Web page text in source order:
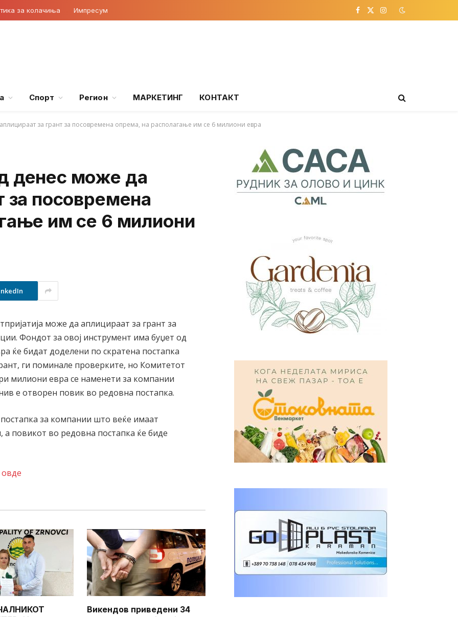
за колачиња Импресум Facebook
X
Instagram
Спорт Регион МАРКЕТИНГ КОНТАКТ
за грант за посовремена опрема, на располагање им се 6 милиони евра
денес може да
за посовремена
им се 6 милиони
може да аплицираат за грант за
Фондот за овој инструмент има буџет од
ќе бидат доделени по скратена постапка
ги поминале проверките, но Комитетот
милиони евра се наменети за компании
е отворен повик во редовна постапка.
за компании што веќе имаат
повикот во редовна постапка ќе биде
овде
Викендов приведени 34